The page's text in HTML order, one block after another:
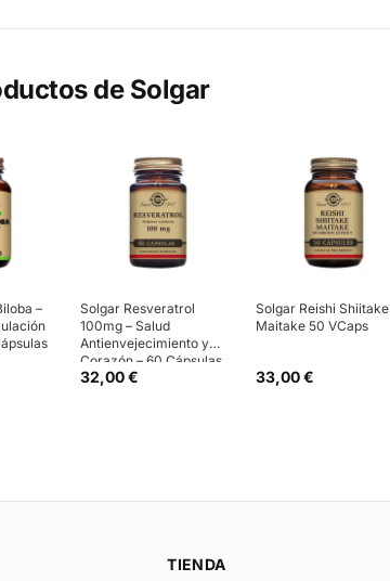
de Solgar
–
Solgar Resveratrol
100mg – Salud
Antienvejecimiento y
Corazón – 60 Cápsulas
32,00 €
Solgar Reishi Shiitake
Maitake 50 VCaps
33,00 €
TIENDA